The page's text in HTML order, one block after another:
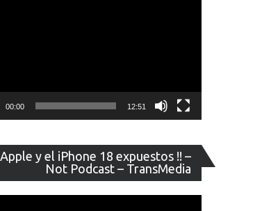
00:00 12:51
Apple y el iPhone 18 expuestos !! –
Not Podcast – TransMedia
de
vídeo